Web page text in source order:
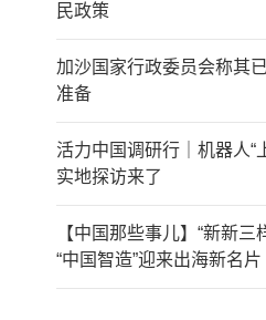
民政策
加沙国家行政委员会称其
准备
活力中国调研行｜机器人“
实地探访来了
【中国那些事儿】“新新三
“中国智造”迎来出海新名片